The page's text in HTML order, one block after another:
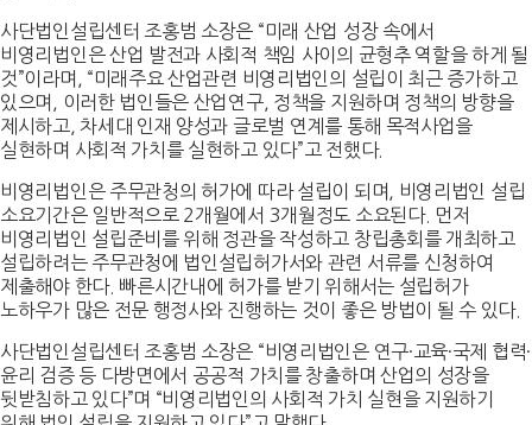
사단법인설립센터 조홍범 소장은 “미래 산업 성장 속에서
비영리법인은 산업 발전과 사회적 책임 사이의 균형추 역할을 하게 될
것”이라며, “미래주요 산업관련 비영리법인의 설립이 최근 증가하고
있으며, 이러한 법인들은 산업연구, 정책을 지원하며 정책의 방향을
제시하고, 차세대 인재 양성과 글로벌 연계를 통해 목적사업을
실현하며 사회적 가치를 실현하고 있다”고 전했다.
비영리법인은 주무관청의 허가에 따라 설립이 되며, 비영리법인 설립
소요기간은 일반적으로 2개월에서 3개월정도 소요된다. 먼저
비영리법인 설립준비를 위해 정관을 작성하고 창립총회를 개최하고
설립하려는 주무관청에 법인설립허가서와 관련 서류를 신청하여
제출해야 한다. 빠른시간내에 허가를 받기 위해서는 설립허가
노하우가 많은 전문 행정사와 진행하는 것이 좋은 방법이 될 수 있다.
사단법인설립센터 조홍범 소장은 “비영리법인은 연구·교육·국제 협력·
윤리 검증 등 다방면에서 공공적 가치를 창출하며 산업의 성장을
뒷받침하고 있다”며 “비영리법인의 사회적 가치 실현을 지원하기